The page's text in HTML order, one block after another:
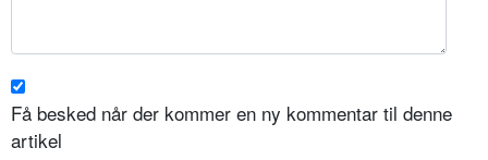
Få besked når der kommer en ny kommentar til denne
artikel